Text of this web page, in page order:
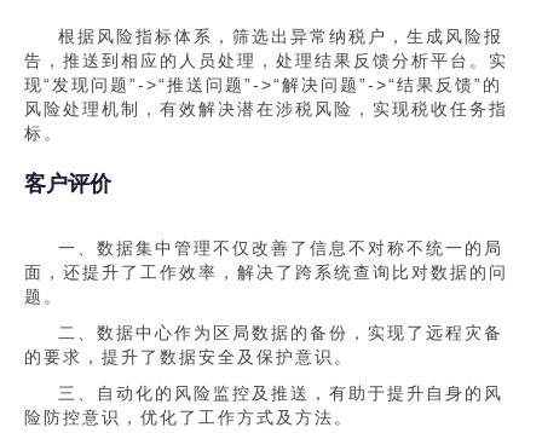
根据风险指标体系，筛选出异常纳税户，生成风险报
告，推送到相应的人员处理，处理结果反馈分析平台。实
现“发现问题”->“推送问题”->“解决问题”->“结果反馈”的
风险处理机制，有效解决潜在涉税风险，实现税收任务指
标。
客户评价
一、数据集中管理不仅改善了信息不对称不统一的局
面，还提升了工作效率，解决了跨系统查询比对数据的问
题。
二、数据中心作为区局数据的备份，实现了远程灾备
的要求，提升了数据安全及保护意识。
三、自动化的风险监控及推送，有助于提升自身的风
险防控意识，优化了工作方式及方法。